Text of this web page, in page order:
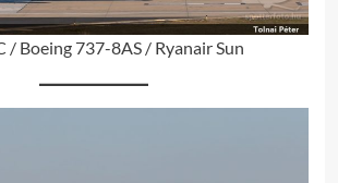
/ Boeing 737-8AS / Ryanair Sun